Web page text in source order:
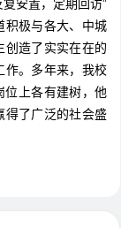
安置，定期回访”
积极与各大、中城
创造了实实在在的
作。多年来，我校
位上各有建树，他
得了广泛的社会盛